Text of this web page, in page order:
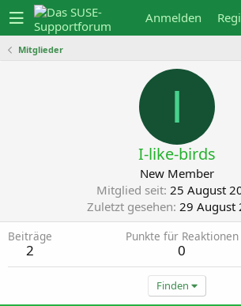
Anmelden
Mitglieder
I
I-like-birds
New Member
Mitglied seit 25 August
Zuletzt gesehen 29 August
Beiträge
2
Punkte für Reaktionen
0
Finden